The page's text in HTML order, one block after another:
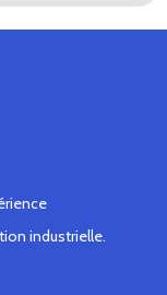
industrielle.